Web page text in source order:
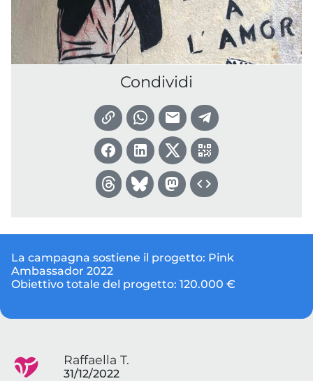
Condividi
La campagna sostiene il progetto: Pink
Ambassador 2022
Obiettivo totale del progetto: 120.000 €
Raffaella T.
31/12/2022